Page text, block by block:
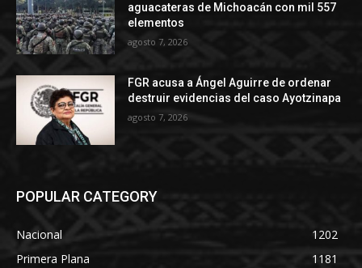
aguacateras de Michoacán con mil 557
elementos
agosto 7, 2026
FGR acusa a Ángel Aguirre de ordenar
destruir evidencias del caso Ayotzinapa
agosto 7, 2026
POPULAR CATEGORY
Nacional
1202
Primera Plana
1181